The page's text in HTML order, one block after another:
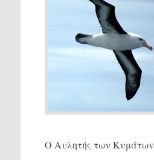
Ο Αυλητής των Κυμάτων